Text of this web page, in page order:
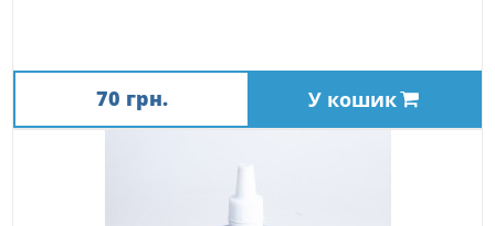
70 грн. У кошик